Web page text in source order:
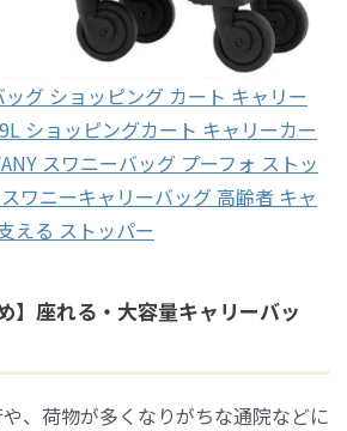
グ ショッピング カート キャリー
ショッピングカート キャリーカー
スワニーバッグ プーフォ ストッ
ワニーキャリーバッグ 高齢者 キャ
える ストッパー
】座れる・大容量キャリーバッ
、荷物が多くなりがちな通院などに